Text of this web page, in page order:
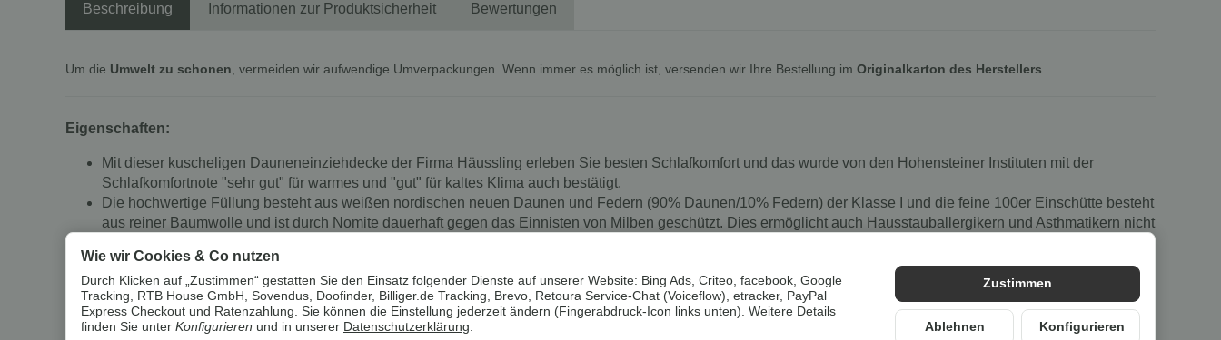
Beschreibung Informationen zur Produktsicherheit Bewertungen
Um die Umwelt zu schonen , vermeiden wir aufwendige Umverpackungen. Wenn immer es möglich ist, versenden wir Ihre Bestellung im Originalkarton des Herstellers
Eigenschaften:
Mit dieser kuscheligen Dauneneinziehdecke der Firma Häussling erleben Sie besten Schlafkomfort und das wurde von den Hohensteiner Instituten mit der
Schlafkomfortnote "sehr gut" für warmes und "gut" für kaltes Klima auch bestätigt.
Die hochwertige Füllung besteht aus weißen nordischen neuen Daunen und Federn (90% Daunen/10% Federn) der Klasse I und die feine 100er Einschütte besteht
aus reiner Baumwolle und ist durch Nomite dauerhaft gegen das Einnisten von Milben geschützt. Dies ermöglicht auch Hausstauballergikern und Asthmatikern nicht
Wärme: 1 Feder
Material:
Bezug: 100 % Baumwolle
Zustimmen
Ablehnen Konfigurieren
Wie wir Cookies & Co nutzen
Durch Klicken auf „Zustimmen“ gestatten Sie den Einsatz folgender Dienste auf unserer Website: Bing Ads, Criteo, facebook, Google
Tracking, RTB House GmbH, Sovendus, Doofinder, Billiger.de Tracking, Brevo, Retoura Service-Chat (Voiceflow), etracker, PayPal
Express Checkout und Ratenzahlung. Sie können die Einstellung jederzeit ändern (Fingerabdruck-Icon links unten). Weitere Details
finden Sie unter Konfigurieren und in unserer Datenschutzerklärung